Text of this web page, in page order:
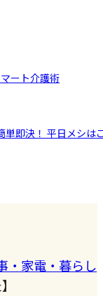
ート介護術
即決！ 平日メシは
・家電・暮らし